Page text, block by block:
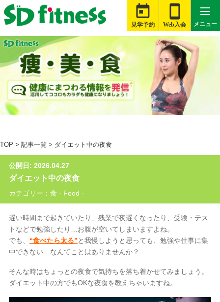

見学予約

Web入会 メニュー

札幌白石店
大河原店
津藤方店
銚子店
小倉駅前店

TOP > 記事一覧 > ダイエット中の夜食
公開日: 2026.04.27
ダイエット中の夜食
カテゴリー：食 - Food -
遅い時間まで起きていたり、残業で夜遅くなったり、受験・テス
トなどで勉強したり…お腹が空いてしまいますよね。
でも、 “食べたら太る”と我慢しようと思っても、勉強や仕事に集
中できない…なんてことはありませんか？
そんな時はちょっとの夜食で気持ちを落ち着かせてみましょう。
ダイエット中の方でもOKな夜食を教えちゃいますね。